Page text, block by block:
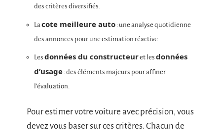
des critères diversifiés.
La cote meilleure auto : une analyse quotidienne
des annonces pour une estimation réactive.
Les données du constructeuret les données
d’usage : des éléments majeurs pour affiner
l’évaluation.
Pour estimer votre voiture avec précision, vous
devez vous baser sur ces critères. Chacun de